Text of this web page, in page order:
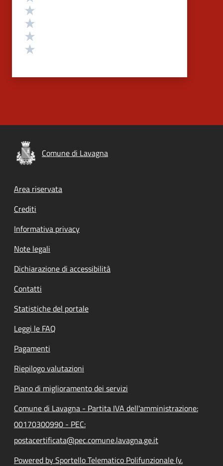
Comune di Lavagna
Footer menu
Area riservata
Crediti
Informativa privacy
Note legali
Dichiarazione di accessibilità
Contatti
Statistiche del portale
Leggi le FAQ
Pagamenti
Riepilogo valutazioni
Piano di miglioramento dei servizi
Comune di Lavagna - Partita IVA dell'amministrazione:
00170300990 - PEC:
postacertificata@pec.comune.lavagna.ge.it
Powered by Sportello Telematico Polifunzionale (v.